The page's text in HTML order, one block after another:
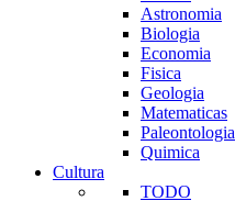
Astronomia
Biologia
Economia
Fisica
Geologia
Matematicas
Paleontologia
Quimica
Cultura
TODO